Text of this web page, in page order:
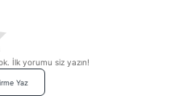
İlk yorumu siz yazın!
Yaz